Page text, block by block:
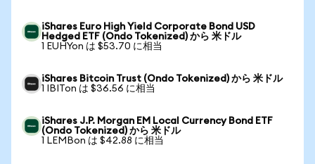
iShares Euro High Yield Corporate Bond USD
Hedged ETF (Ondo Tokenized) から 米ドル
1 EUHYon は $53.70 に相当
iShares Bitcoin Trust (Ondo Tokenized) から 米ドル
1 IBITon は $36.56 に相当
iShares J.P. Morgan EM Local Currency Bond ETF
(Ondo Tokenized) から 米ドル
1 LEMBon は $42.88 に相当